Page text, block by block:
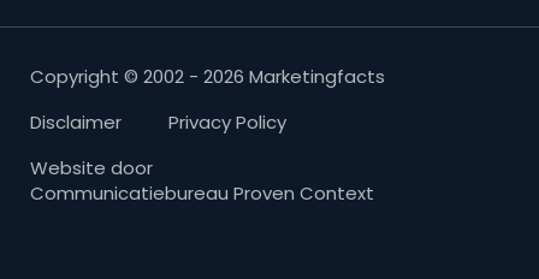
Copyright © 2002 - 2026 Marketingfacts
Disclaimer
Privacy Policy
Website door
Communicatiebureau Proven Context